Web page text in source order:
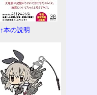
↑本の説明